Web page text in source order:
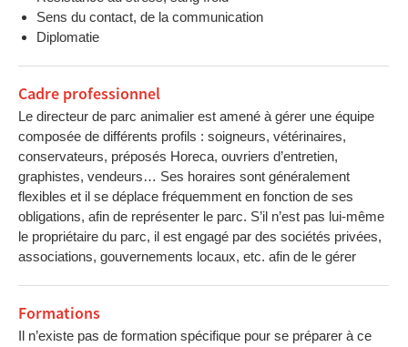
Sens du contact, de la communication
Diplomatie
Cadre professionnel
Le directeur de parc animalier est amené à gérer une équipe
composée de différents profils : soigneurs, vétérinaires,
conservateurs, préposés Horeca, ouvriers d’entretien,
graphistes, vendeurs… Ses horaires sont généralement
flexibles et il se déplace fréquemment en fonction de ses
obligations, afin de représenter le parc. S’il n’est pas lui-même
le propriétaire du parc, il est engagé par des sociétés privées,
associations, gouvernements locaux, etc. afin de le gérer
Formations
Il n’existe pas de formation spécifique pour se préparer à ce